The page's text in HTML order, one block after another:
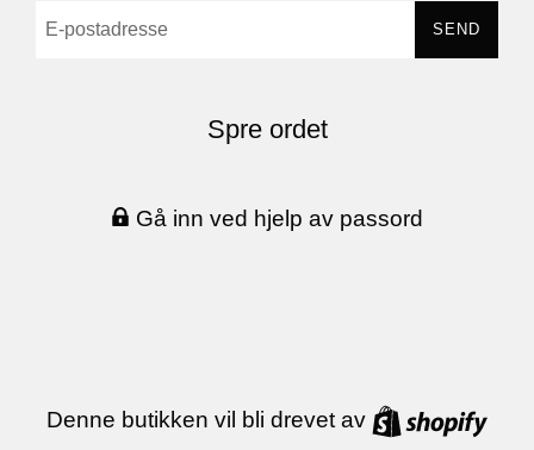
E-
SEND
Spre ordet
Gå inn ved hjelp av passord
Denne butikken vil bli drevet av